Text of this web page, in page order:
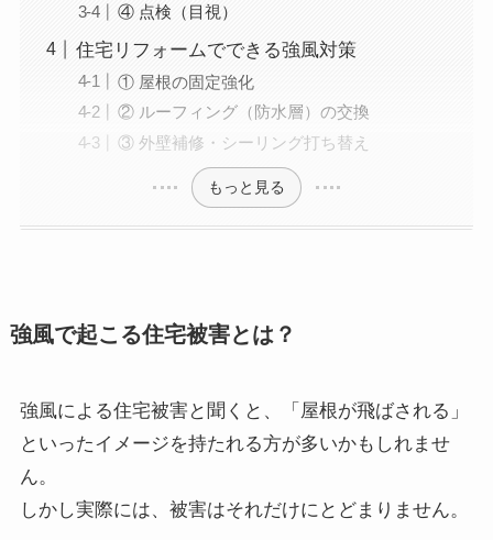
④ 点検（目視）
住宅リフォームでできる強風対策
① 屋根の固定強化
② ルーフィング（防水層）の交換
③ 外壁補修・シーリング打ち替え
もっと見る
強風で起こる住宅被害とは？
強風による住宅被害と聞くと、「屋根が飛ばされる」
といったイメージを持たれる方が多いかもしれませ
ん。
しかし実際には、被害はそれだけにとどまりません。